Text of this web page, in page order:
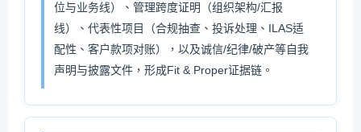
位与业务线）、管理跨度证明（组织架构/汇报
线）、代表性项目（合规抽查、投诉处理、ILAS适
配性、客户款项对账），以及诚信/纪律/破产等自我
声明与披露文件，形成Fit & Proper证据链。